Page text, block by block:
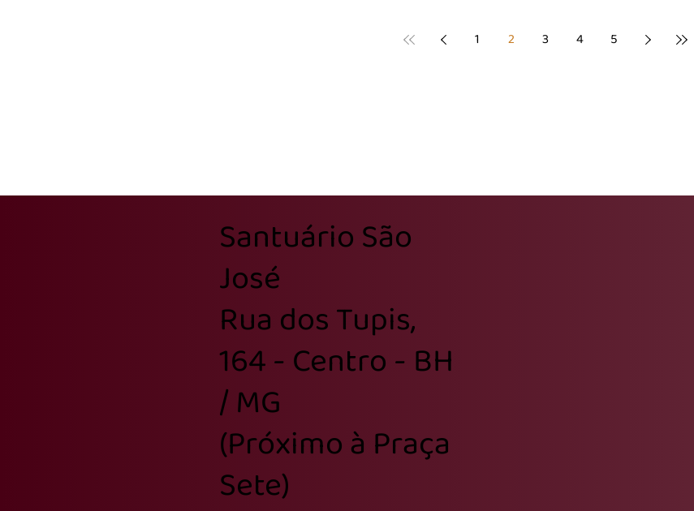
1 2 3 4 5
Santuário São
José
Rua dos Tupis,
164 - Centro - BH
/ MG
(Próximo à Praça
Sete)